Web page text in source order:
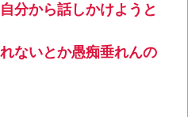
分から話しかけようと
ないとか愚痴垂れんの